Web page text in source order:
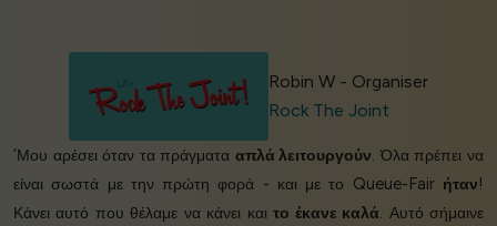
Robin W - Organiser
Rock The Joint
‘Μου αρέσει όταν τα πράγματα απλά λειτουργούν. Όλα πρέπει να
είναι σωστά με την πρώτη φορά - και με το Queue-Fair ήταν!
Κάνει αυτό που θέλαμε να κάνει καιτο έκανε καλά. Αυτό σήμαινε